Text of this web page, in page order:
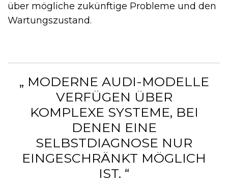
über mögliche zukünftige Probleme und den
Wartungszustand.
„ MODERNE AUDI-MODELLE
VERFÜGEN ÜBER
KOMPLEXE SYSTEME, BEI
DENEN EINE
SELBSTDIAGNOSE NUR
EINGESCHRÄNKT MÖGLICH
IST. “